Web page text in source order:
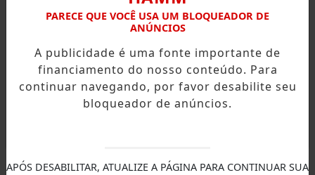
PARECE QUE VOCÊ USA UM BLOQUEADOR DE
ANÚNCIOS
A publicidade é uma fonte importante de
financiamento do nosso conteúdo. Para
continuar navegando, por favor desabilite seu
bloqueador de anúncios.
APÓS DESABILITAR, ATUALIZE A PÁGINA PARA CONTINUAR SUA